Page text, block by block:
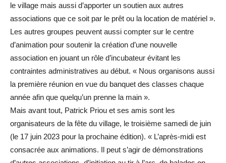
le village mais aussi d’apporter un soutien aux autres
associations que ce soit par le prêt ou la location de matériel ».
Les autres groupes peuvent aussi compter sur le centre
d’animation pour soutenir la création d’une nouvelle
association en jouant un rôle d’incubateur évitant les
contraintes administratives au début. « Nous organisons aussi
la première réunion en vue du banquet des classes chaque
année afin que quelqu’un prenne la main ».
Mais avant tout, Patrick Priou et ses amis sont les
organisateurs de la fête du village, le troisième samedi de juin
(le 17 juin 2023 pour la prochaine édition). « L’après-midi est
consacrée aux animations. Il peut s’agir de démonstrations